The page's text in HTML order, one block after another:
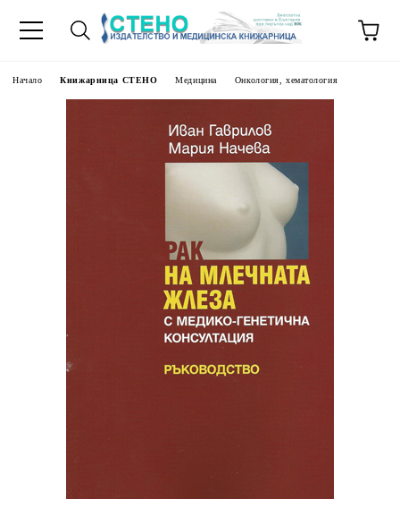
Начало Книжарница СТЕНО Медицина Онкология, хематология